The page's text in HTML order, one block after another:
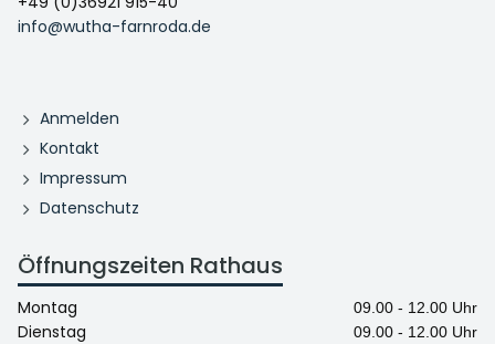
info@wutha-farnroda.de
Anmelden
Kontakt
Impressum
Datenschutz
Öffnungszeiten Rathaus
Montag 09.00 - 12.00 Uhr
Dienstag
09.00 - 12.00 Uhr